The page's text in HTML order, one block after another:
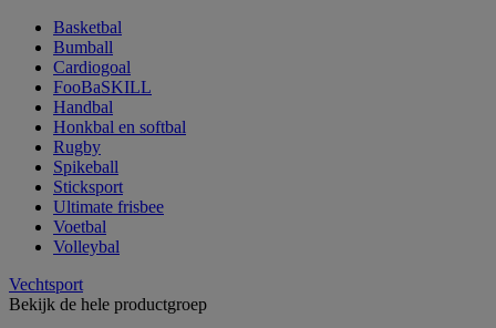
Basketbal
Bumball
Cardiogoal
FooBaSKILL
Handbal
Honkbal en softbal
Rugby
Spikeball
Sticksport
Ultimate frisbee
Voetbal
Volleybal
Vechtsport
Bekijk de hele productgroep